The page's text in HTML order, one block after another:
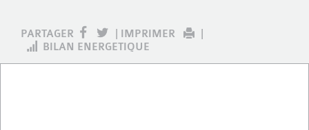
PARTAGER IMPRIMER
BILAN ENERGETIQUE